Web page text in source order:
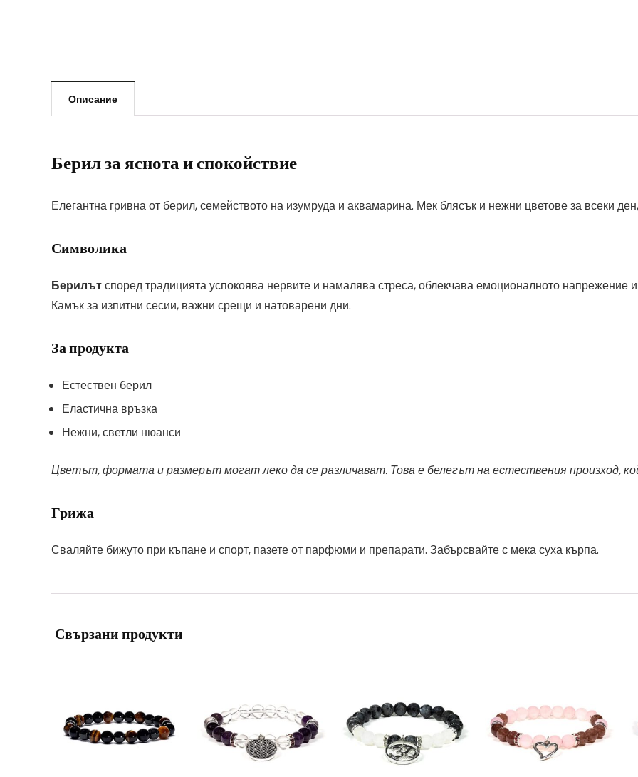
Описание
Берил за яснота и спокойствие
Елегантна гривна от берил, семейството на изумруда и аквамарина. Мек блясък и нежни цветове за всеки
Символика
Берилътспоред традицията успокоява нервите и намалява стреса, облекчава емоционалното напрежение
Камък за изпитни сесии, важни срещи и натоварени дни.
За продукта
Естествен берил
Еластична връзка
Нежни, светли нюанси
Цветът, формата и размерът могат леко да се различават. Това е белегът на естествения произход,
Грижа
Сваляйте бижуто при къпане и спорт, пазете от парфюми и препарати. Забърсвайте с мека суха кърпа.
Свързани продукти